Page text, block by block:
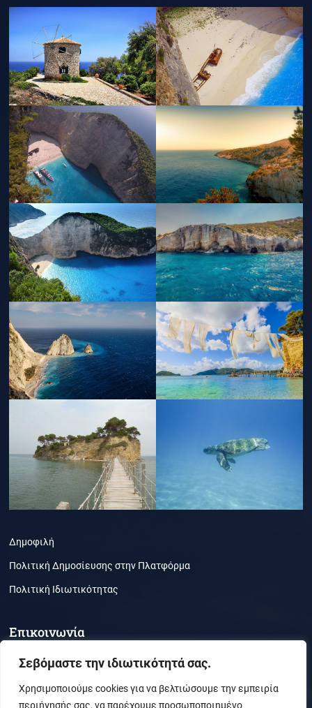
Σεβόμαστε την ιδιωτικότητά σας.
Χρησιμοποιούμε cookies για να βελτιώσουμε την εμπειρία
περιήγησής σας, να παρέχουμε προσωποποιημένο
Δημοφιλή
Πολιτική Δημοσίευσης στην Πλατφόρμα
Πολιτική Ιδιωτικότητας
Επικοινωνία
Τμήμα Περιβάλλοντος, Ζάκυνθος, ΤΚ 29100
(30) 26950-21050